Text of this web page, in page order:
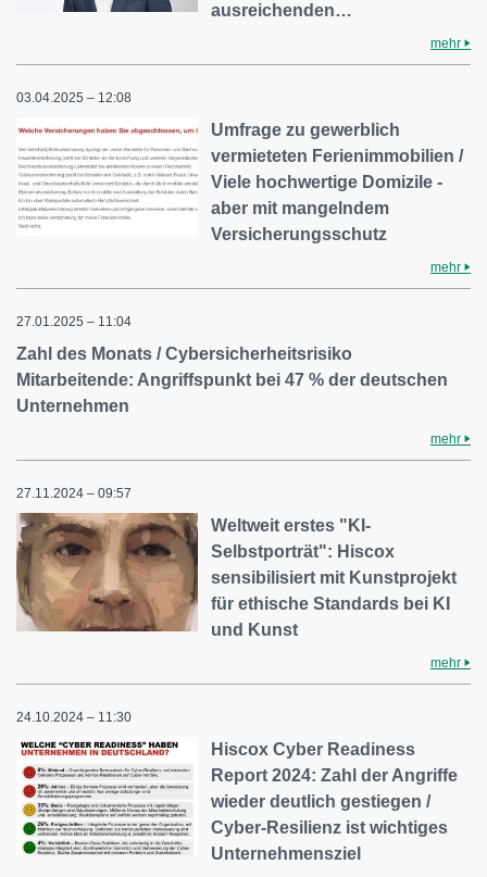
ausreichenden…
mehr
03.04.2025 – 12:08
Umfrage zu gewerblich
vermieteten Ferienimmobilien /
Viele hochwertige Domizile -
aber mit mangelndem
Versicherungsschutz
mehr
27.01.2025 – 11:04
Zahl des Monats / Cybersicherheitsrisiko
Mitarbeitende: Angriffspunkt bei 47 % der deutschen
Unternehmen
mehr
27.11.2024 – 09:57
Weltweit erstes "KI-
Selbstporträt": Hiscox
sensibilisiert mit Kunstprojekt
für ethische Standards bei KI
und Kunst
mehr
24.10.2024 – 11:30
Hiscox Cyber Readiness
Report 2024: Zahl der Angriffe
wieder deutlich gestiegen /
Cyber-Resilienz ist wichtiges
Unternehmensziel